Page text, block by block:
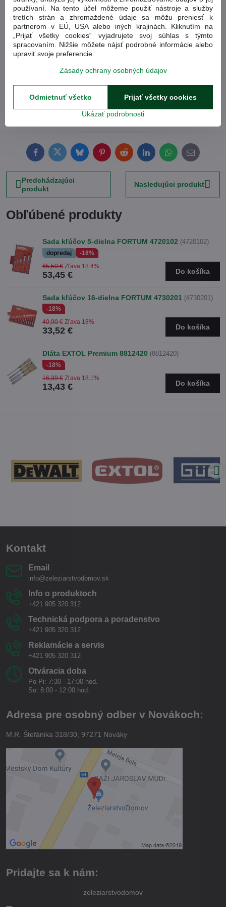
Tovarové číslo53146
Doplnkové informácie
Kategória: Sady náradia
FacebookTwitterBlueskyPinterestRedditLinkedInWhatsApp
E-
mail
Predchádzajúci
produkt
Nasledujúci produkt
Obľúbené produkty
Sada kľúčov 5-dielna FORTUM 4720102 (4720102)
dopredaj -18%
53,45 €
65,50 € Zľava 18.4%
Do košíka
Sada kľúčov 16-dielna FORTUM 4730201 (4730201)
-18%
33,52 €
40,90 € Zľava 18%
Do košíka
Dláta EXTOL Premium 8812420 (8812420)
-18%
13,43 €
16,39 € Zľava 18.1%
Do košíka
Kontakt
Email
info@zeleziarstvodomov.sk
Info o produktoch
+421 905 320 312
Technická podpora a poradenstvo
+421 905 320 312
Reklamácie a servis
+421 905 320 312
Otváracia doba
Po-Pi: 7:30 - 17:00 hod.
So: 8:00 - 12:00 hod.
Adresa pre osobný odber v Novákoch:
M.R. Štefánika 318/30, 97271 Nováky
Pridajte sa k nám:
zeleziarstvodomov
používaní. Na tento účel môžeme použiť nástroje a služby
tretích strán a zhromaždené údaje sa môžu preniesť k
partnerom v EÚ, USA alebo iných krajinách. Kliknutím na
„Prijať všetky cookies“ vyjadrujete svoj súhlas s týmto
spracovaním. Nižšie môžete nájsť podrobné informácie alebo
upraviť svoje preferencie.
Zásady ochrany osobných údajov
Ukázať podrobnosti
Prijať všetky cookies
Odmietnuť všetko